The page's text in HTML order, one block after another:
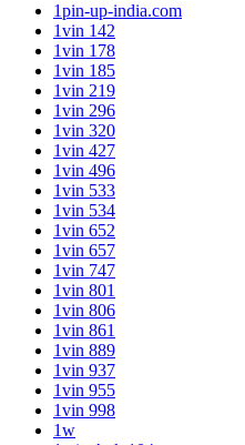
1pin-up-india.com
1vin 142
1vin 178
1vin 185
1vin 219
1vin 296
1vin 320
1vin 427
1vin 496
1vin 533
1vin 534
1vin 652
1vin 657
1vin 747
1vin 801
1vin 806
1vin 861
1vin 889
1vin 937
1vin 955
1vin 998
1w